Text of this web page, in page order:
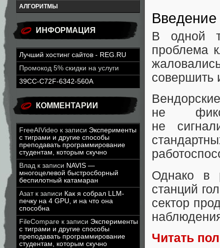
АЛГОРИТМЫ
ИНФОРМАЦИЯ
Лучший хостинг сайтов - REG.RU
Промокод 5% скидки на услуги
39CC-C72F-6342-560A
КОММЕНТАРИИ
FreeAIVideo к записи Эксперименты
с тиграми и другие способы
преподавать программирование
студентам, которым скучно
Влад к записи NAVIS —
многоцелевой быстросборный
беспилотный катамаран
Азатк записи Как я собрал LLM-
печку на 4 GPU, и на что она
способна
FileCompare к записи Эксперименты
с тиграми и другие способы
преподавать программирование
студентам, которым скучно
Введение
В одной
проблема
совершить
не
не
Однако в
станций
сектор
Читать